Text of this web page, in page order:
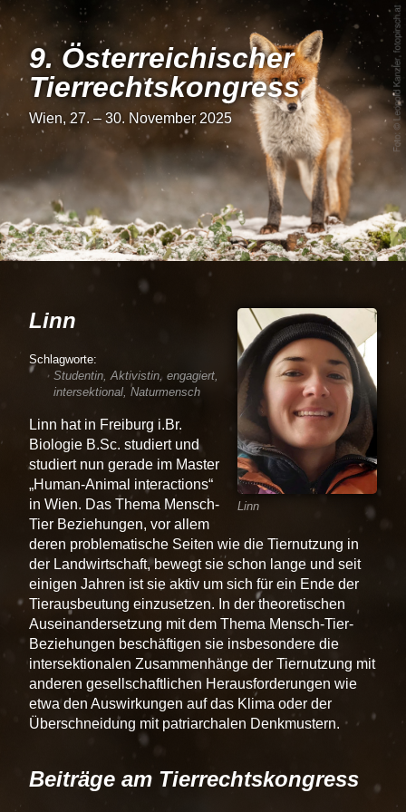
9. Österrei­chi­scher
Tier­rechts­kon­gress
Wien, 27. – 30. November 2025
Linn
Linn
Studentin, Aktivistin, engagiert,
intersektional, Naturmensch
Linn hat in Freiburg i.Br.
Biologie B.Sc. studiert und
studiert nun gerade im Master
Human-Animal interactions
in Wien. Das Thema Mensch-
Tier Beziehungen, vor allem
deren problematische Seiten wie die Tiernutzung in
der Landwirtschaft, bewegt sie schon lange und seit
einigen Jahren ist sie aktiv um sich für ein Ende der
Tierausbeutung einzusetzen. In der theoretischen
Auseinandersetzung mit dem Thema Mensch-Tier-
Beziehungen beschäftigen sie insbesondere die
intersektionalen Zusammenhänge der Tiernutzung mit
anderen gesellschaftlichen Herausforderungen wie
etwa den Auswirkungen auf das Klima oder der
Überschneidung mit patriarchalen Denkmustern.
Beiträge am Tierrechtskongress